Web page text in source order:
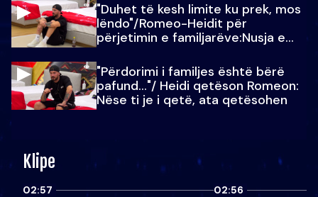
"Duhet të kesh limite ku prek, mos
lëndo"/Romeo-Heidit për
përjetimin e familjarëve:Nusja e
"Përdorimi i familjes është bërë
pafund…"/ Heidi qetëson Romeon:
Nëse ti je i qetë, ata qetësohen
Klipe
02:57 02:56